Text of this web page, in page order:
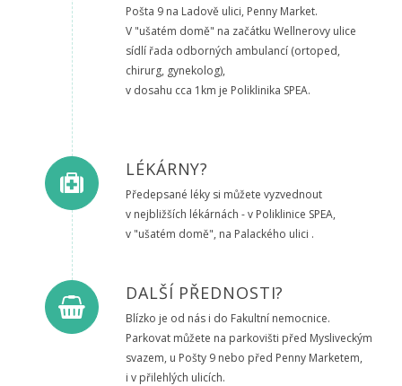
Pošta 9 na Ladově ulici, Penny Market.
V "ušatém domě" na začátku Wellnerovy ulice
sídlí řada odborných ambulancí (ortoped,
chirurg, gynekolog),
v dosahu cca 1km je Poliklinika SPEA.
LÉKÁRNY?
Předepsané léky si můžete vyzvednout
v nejbližších lékárnách - v Poliklinice SPEA,
v "ušatém domě", na Palackého ulici .
DALŠÍ PŘEDNOSTI?
Blízko je od nás i do Fakultní nemocnice.
Parkovat můžete na parkovišti před Mysliveckým
svazem, u Pošty 9 nebo před Penny Marketem,
i v přilehlých ulicích.